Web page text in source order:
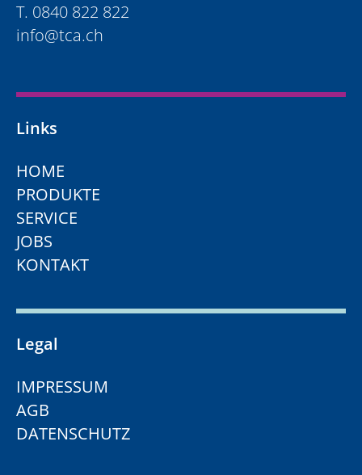
T. 0840 822 822
info@tca.ch
Links
HOME
PRODUKTE
SERVICE
JOBS
KONTAKT
Legal
IMPRESSUM
AGB
DATENSCHUTZ